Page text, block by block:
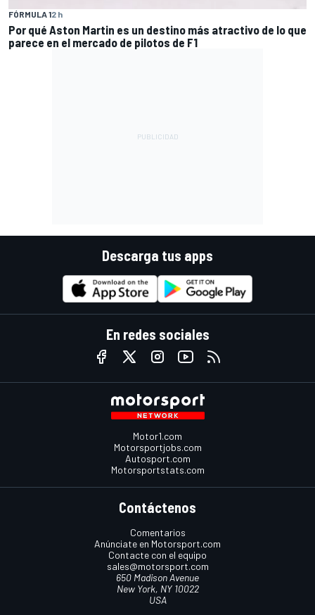
FÓRMULA 12 h
Por qué Aston Martin es un destino más atractivo de lo que
parece en el mercado de pilotos de F1
Descarga tus apps
En redes sociales
Motor1.com
Motorsportjobs.com
Autosport.com
Motorsportstats.com
Contáctenos
Comentarios
Anúnciate en Motorsport.com
Contacte con el equipo
sales@motorsport.com
650 Madison Avenue
New York, NY 10022
USA